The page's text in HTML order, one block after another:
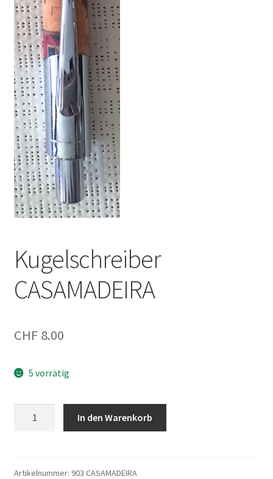
Kugelschreiber
CASAMADEIRA
CHF8.00
5 vorrätig
In den Warenkorb
Artikelnummer: 903 CASAMADEIRA